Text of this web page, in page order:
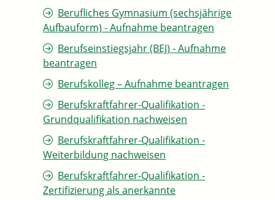
Berufliches Gymnasium (sechsjährige
Aufbauform) - Aufnahme beantragen
Berufseinstiegsjahr (BEJ) - Aufnahme
beantragen
Berufskolleg – Aufnahme beantragen
Berufskraftfahrer-Qualifikation -
Grundqualifikation nachweisen
Berufskraftfahrer-Qualifikation -
Weiterbildung nachweisen
Berufskraftfahrer-Qualifikation -
Zertifizierung als anerkannte